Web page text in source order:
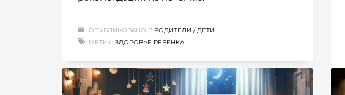
ОПУБЛИКОВАНО В РОДИТЕЛИ / ДЕТИ
МЕТКИ: ЗДОРОВЬЕ РЕБЕНКА